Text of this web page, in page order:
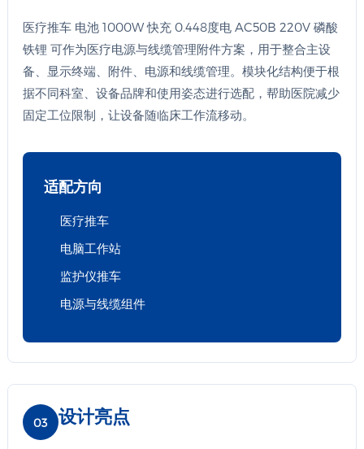
医疗推车 电池 1000W 快充 0.448度电 AC50B 220V 磷酸
铁锂 可作为医疗电源与线缆管理附件方案，用于整合主设
备、显示终端、附件、电源和线缆管理。模块化结构便于根
据不同科室、设备品牌和使用姿态进行选配，帮助医院减少
固定工位限制，让设备随临床工作流移动。
适配方向
医疗推车
电脑工作站
监护仪推车
电源与线缆组件
03 设计亮点